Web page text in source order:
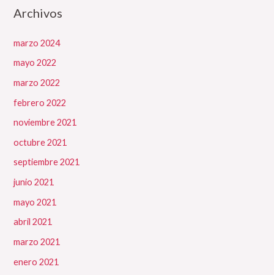
Archivos
marzo 2024
mayo 2022
marzo 2022
febrero 2022
noviembre 2021
octubre 2021
septiembre 2021
junio 2021
mayo 2021
abril 2021
marzo 2021
enero 2021